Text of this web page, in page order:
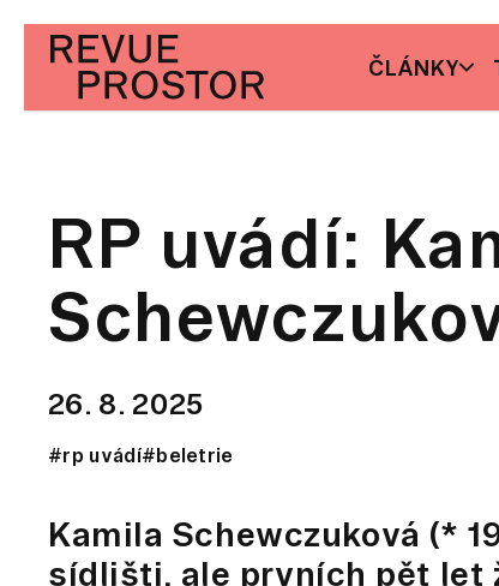
ČLÁNKY
RP uvádí:
26. 8. 2025
#rp uvádí#beletrie
Kamila Schewczuková (*
sídlišti, ale prvních pět let